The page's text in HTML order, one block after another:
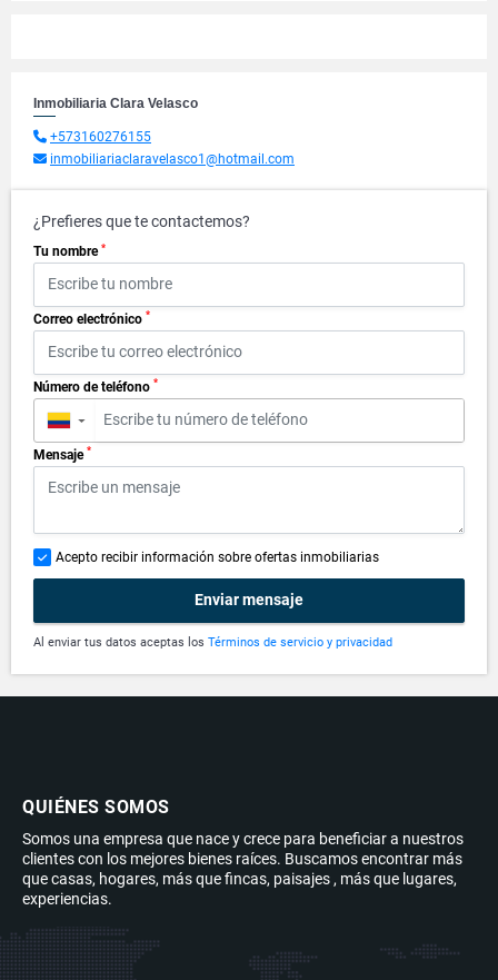
Inmobiliaria Clara Velasco
+573160276155
inmobiliariaclaravelasco1@hotmail.com
¿Prefieres que te contactemos?
Tu nombre *
Correo electrónico *
Número de teléfono *
▼
Mensaje *
Acepto recibir información sobre ofertas inmobiliarias
Enviar mensaje
Al enviar tus datos aceptas los Términos de servicio y privacidad
QUIÉNES SOMOS
Somos una empresa que nace y crece para beneficiar a nuestros
clientes con los mejores bienes raíces. Buscamos encontrar más
que casas, hogares, más que fincas, paisajes , más que lugares,
experiencias.